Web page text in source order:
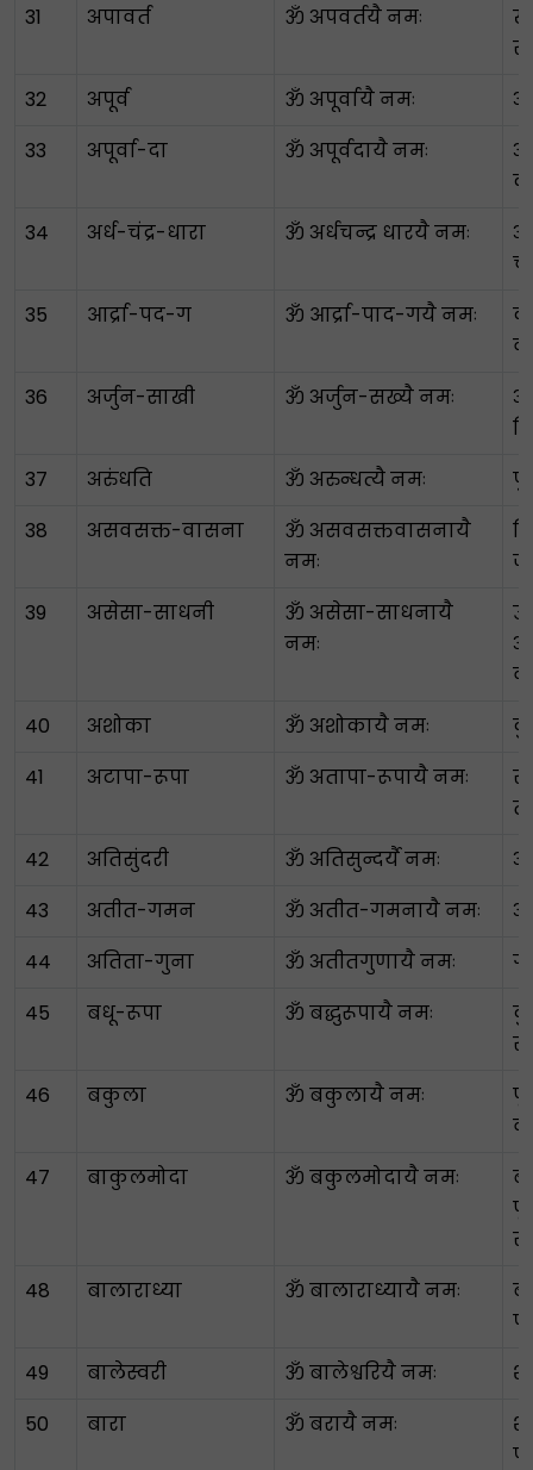
31 अपावर्त ॐ अपवर्तयै नमः
32
अपूर्व ॐ अपूर्वायै नमः
33
अपूर्वा-दा ॐ अपूर्वदायै नमः
34
अर्ध-चंद्र-धारा ॐ अर्धचन्द्र धारयै नमः
35
आर्द्रा-पद-ग ॐ आर्द्रा-पाद-गयै नमः
36
अर्जुन-साखी ॐ अर्जुन-सख्यै नमः
37
अरुंधति ॐ अरुन्धत्यै नमः
38
असवसक्त-वासना
ॐ असवसक्तवासनायै
नमः
39
असेसा-साधनी
ॐ असेसा-साधनायै
नमः
40
अशोका ॐ अशोकायै नमः
41
अटापा-रूपा ॐ अतापा-रूपायै नमः
42
अतिसुंदरी ॐ अतिसुन्दर्यै नमः
43
अतीत-गमन ॐ अतीत-गमनायै नमः
44
अतिता-गुना ॐ अतीतगुणायै नमः
45
बधू-रूपा ॐ बद्धुरूपायै नमः
46
बकुला ॐ बकुलायै नमः
47
बाकुलमोदा ॐ बकुलमोदायै नमः
48
बालाराध्या ॐ बालाराध्यायै नमः
49
बालेस्वरी ॐ बालेश्वरियै नमः
50
बारा ॐ बरायै नमः